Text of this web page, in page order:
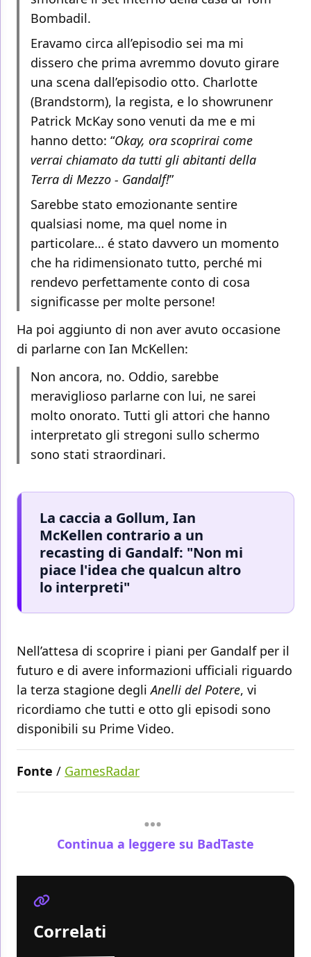
Bombadil.
Eravamo circa all’episodio sei ma mi
dissero che prima avremmo dovuto girare
una scena dall’episodio otto. Charlotte
(Brandstorm), la regista, e lo showrunenr
Patrick McKay sono venuti da me e mi
hanno detto: “Okay, ora scoprirai come
verrai chiamato da tutti gli abitanti della
Terra di Mezzo - Gandalf!”
Sarebbe stato emozionante sentire
qualsiasi nome, ma quel nome in
particolare… é stato davvero un momento
che ha ridimensionato tutto, perché mi
rendevo perfettamente conto di cosa
significasse per molte persone!
Ha poi aggiunto di non aver avuto occasione
di parlarne con Ian McKellen:
Non ancora, no. Oddio, sarebbe
meraviglioso parlarne con lui, ne sarei
molto onorato. Tutti gli attori che hanno
interpretato gli stregoni sullo schermo
sono stati straordinari.
La caccia a Gollum, Ian
McKellen contrario a un
recasting di Gandalf: "Non mi
piace l'idea che qualcun altro
lo interpreti"
Nell’attesa di scoprire i piani per Gandalf per il
futuro e di avere informazioni ufficiali riguardo
la terza stagione degliAnelli del Potere, vi
ricordiamo che tutti e otto gli episodi sono
disponibili su Prime Video.
Fonte / GamesRadar
Continua a leggere su BadTaste
Correlati